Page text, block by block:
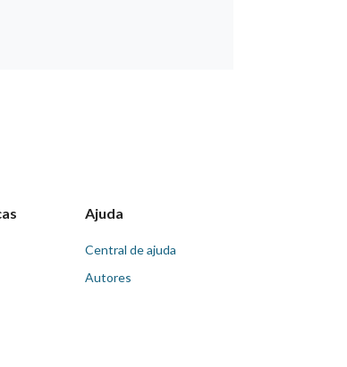
Ajuda
Central de ajuda
Autores